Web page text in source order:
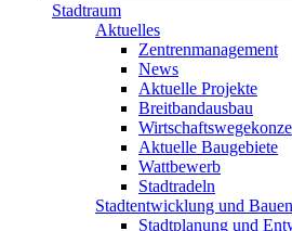
Stadtraum
Aktuelles
Zentrenmanagement
News
Aktuelle Projekte
Breitbandausbau
Aktuelle Baugebiete
Wattbewerb
Stadtradeln
Stadtentwicklung und Bauen
Stadtplanung und